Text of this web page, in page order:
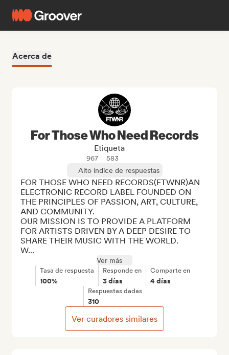
Acerca de
For Those Who Need Records
Etiqueta
967
583
Alto índice de respuestas
FOR THOSE WHO NEED RECORDS(FTWNR)AN
ELECTRONIC RECORD LABEL FOUNDED ON
THE PRINCIPLES OF PASSION, ART, CULTURE,
AND COMMUNITY.
OUR MISSION IS TO PROVIDE A PLATFORM
FOR ARTISTS DRIVEN BY A DEEP DESIRE TO
SHARE THEIR MUSIC WITH THE WORLD.
W...
Ver más
Tasa de respuesta
100%
Responde en
3 días
Comparte en
4 días
Respuestas dadas
310
Ver curadores similares